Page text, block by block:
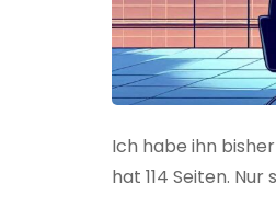
Ich habe ihn
hat 114 Seiten.